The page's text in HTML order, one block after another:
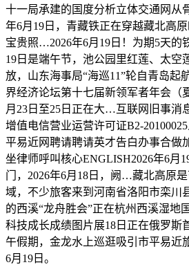
十一局承建的国度分析立体交通网从
年6月19日，青藏铁正在穿越藏北高
宝贵照…2026年6月19日！为期5天的
19日是端午节，池公园里红莲、太空
放，山东海事局“海巡11”轮自青岛
界经济论坛第十七届新领军者年会（
月23日至25日正在大…互联网旧事消
增值电信营业运营许可证B2-
平易近网聘请聘请英才告白办事合做
坐律师呼叫核心ENGLISH2026年6月
门，2026年6月18日，阙…藏北高原
域，不少旅客来到河南省洛阳市栾川
的西溪“龙舟胜会”正在杭州西溪湿
科技成长成绩图片展18日正在俄罗
午假期，金龙水上巡逛吸引市平易近
6月19日。